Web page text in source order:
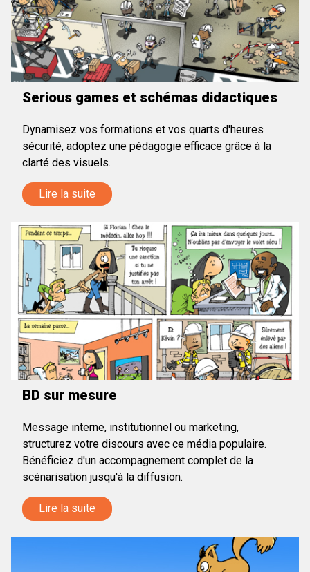
Serious games et schémas didactiques
Dynamisez vos formations et vos quarts d'heures
sécurité, adoptez une pédagogie efficace grâce à la
clarté des visuels.
Lire la suite
BD sur mesure
Message interne, institutionnel ou marketing,
structurez votre discours avec ce média populaire.
Bénéficiez d'un accompagnement complet de la
scénarisation jusqu'à la diffusion.
Lire la suite